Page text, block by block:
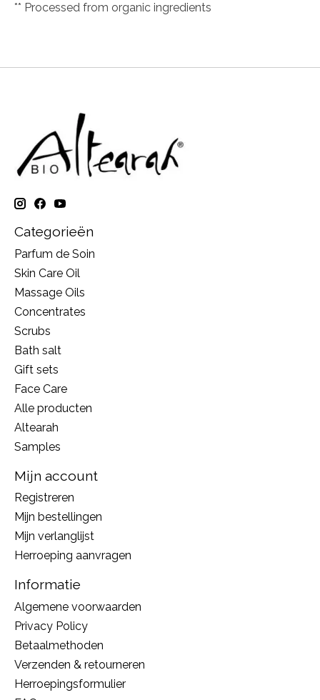
** Processed from organic ingredients
Categorieën
Parfum de Soin
Skin Care Oil
Massage Oils
Concentrates
Scrubs
Bath salt
Gift sets
Face Care
Alle producten
Altearah
Samples
Mijn account
Registreren
Mijn bestellingen
Mijn verlanglijst
Herroeping aanvragen
Informatie
Algemene voorwaarden
Privacy Policy
Betaalmethoden
Verzenden & retourneren
Herroepingsformulier